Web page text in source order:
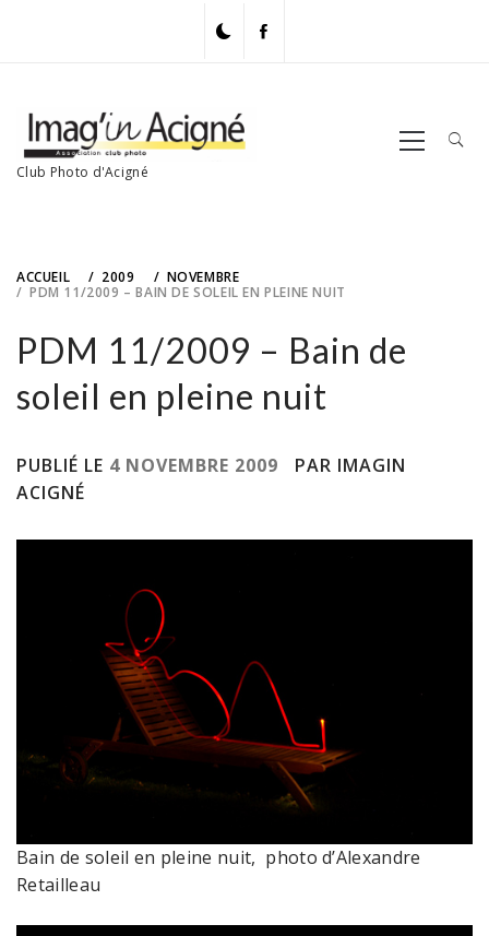
Club Photo d'Acigné
Primary
Menu
ACCUEIL 2009
NOVEMBRE
PDM 11/2009 – BAIN DE SOLEIL EN PLEINE NUIT
PDM 11/2009 – Bain de
soleil en pleine nuit
PUBLIÉ LE 4 NOVEMBRE 2009
PAR IMAGIN
ACIGNÉ
Bain de soleil en pleine nuit, photo d’Alexandre
Retailleau